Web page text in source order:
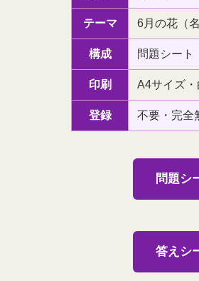
テーマ 6月の花（
構成 問題シート
印刷 A4サイズ
登録 不要・完全
問題シ
答えシ